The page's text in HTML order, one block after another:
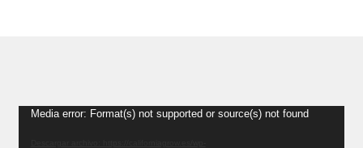
Reproductor
Media error: Format(s) not supported or source(s) not found